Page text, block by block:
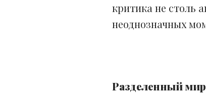
критика не столь
неоднозначных
Разделенный